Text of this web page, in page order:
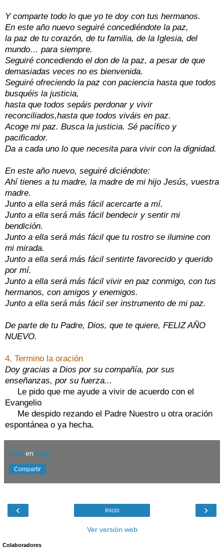
Y comparte todo lo que yo te doy con tus hermanos.
En este año nuevo seguiré concediéndote la paz,
la paz de tu corazón, de tu familia, de la Iglesia, del
mundo… para siempre.
Seguiré concediendo el don de la paz, a pesar de que
demasiadas veces no es bienvenida.
Seguiré ofreciendo la paz con paciencia hasta que todos
busquéis la justicia,
hasta que todos sepáis perdonar y vivir
reconciliados,hasta que todos viváis en paz.
Acoge mi paz. Busca la justicia. Sé pacífico y
pacificador.
Da a cada uno lo que necesita para vivir con la dignidad.
En este año nuevo, seguiré diciéndote:
Ahí tienes a tu madre, la madre de mi hijo Jesús, vuestra
madre.
Junto a ella será más fácil acercarte a mí.
Junto a ella será más fácil bendecir y sentir mi
bendición.
Junto a ella será más fácil que tu rostro se ilumine con
mi mirada.
Junto a ella será más fácil sentirte favorecido y querido
por mí.
Junto a ella será más fácil vivir en paz conmigo, con tus
hermanos, con amigos y enemigos.
Junto a ella será más fácil ser instrumento de mi paz.
De parte de tu Padre, Dios, que te quiere, FELIZ AÑO
NUEVO.
4. Termino la oración
Doy gracias a Dios por su compañía, por sus
enseñanzas, por su fuerza...
Le pido que me ayude a vivir de acuerdo con el
Evangelio
Me despido rezando el Padre Nuestro u otra oración
espontánea o ya hecha.
Satu en 0:00
Compartir
‹ ›
Inicio
Ver versión web
Colaboradores